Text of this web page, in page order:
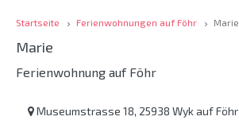
Startseite Ferienwohnungen auf Föhr Marie
Marie
Ferienwohnung auf Föhr
Museumstrasse 18, 25938 Wyk auf Föhr